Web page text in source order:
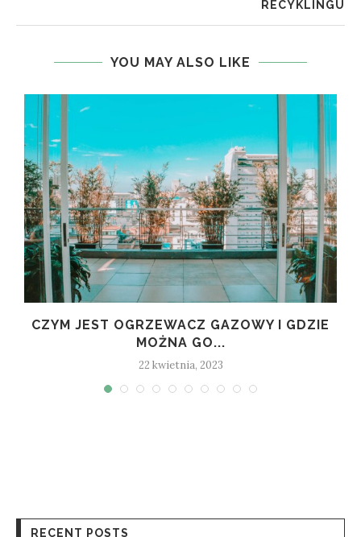
RECYKLINGU
YOU MAY ALSO LIKE
CZYM JEST OGRZEWACZ GAZOWY I GDZIE
MOŻNA GO...
22 kwietnia, 2023
RECENT POSTS